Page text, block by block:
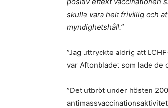
skulle vara helt frivillig och
myndighetshåll.”
”Jag uttryckte aldrig att
var Aftonbladet som lade de
”Det utbröt under hösten